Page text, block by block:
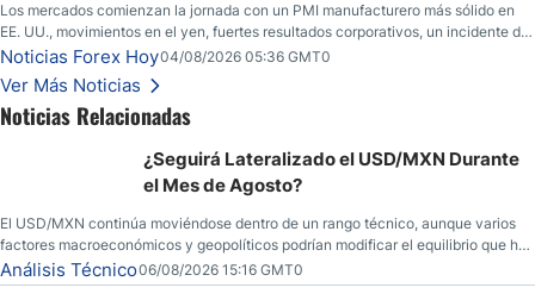
Los mercados comienzan la jornada con un PMI manufacturero más sólido en
EE. UU., movimientos en el yen, fuertes resultados corporativos, un incidente de
seguridad en Bitcoin y nuevas señales desde el mercado del petróleo.
Noticias Forex Hoy04/08/2026 05:36 GMT0
Ver Más Noticias
Noticias Relacionadas
¿Seguirá Lateralizado el USD/MXN Durante
el Mes de Agosto?
El USD/MXN continúa moviéndose dentro de un rango técnico, aunque varios
factores macroeconómicos y geopolíticos podrían modificar el equilibrio que ha
dominado al mercado en las últimas semanas.
Análisis Técnico06/08/2026 15:16 GMT0